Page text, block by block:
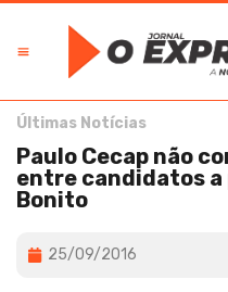
Últimas Notícias
Paulo Cecap não
entre candidatos a
Bonito
25/09/2016